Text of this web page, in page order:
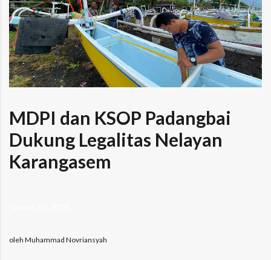
MDPI dan KSOP Padangbai
Dukung Legalitas Nelayan
Karangasem
oleh Muhammad Novriansyah